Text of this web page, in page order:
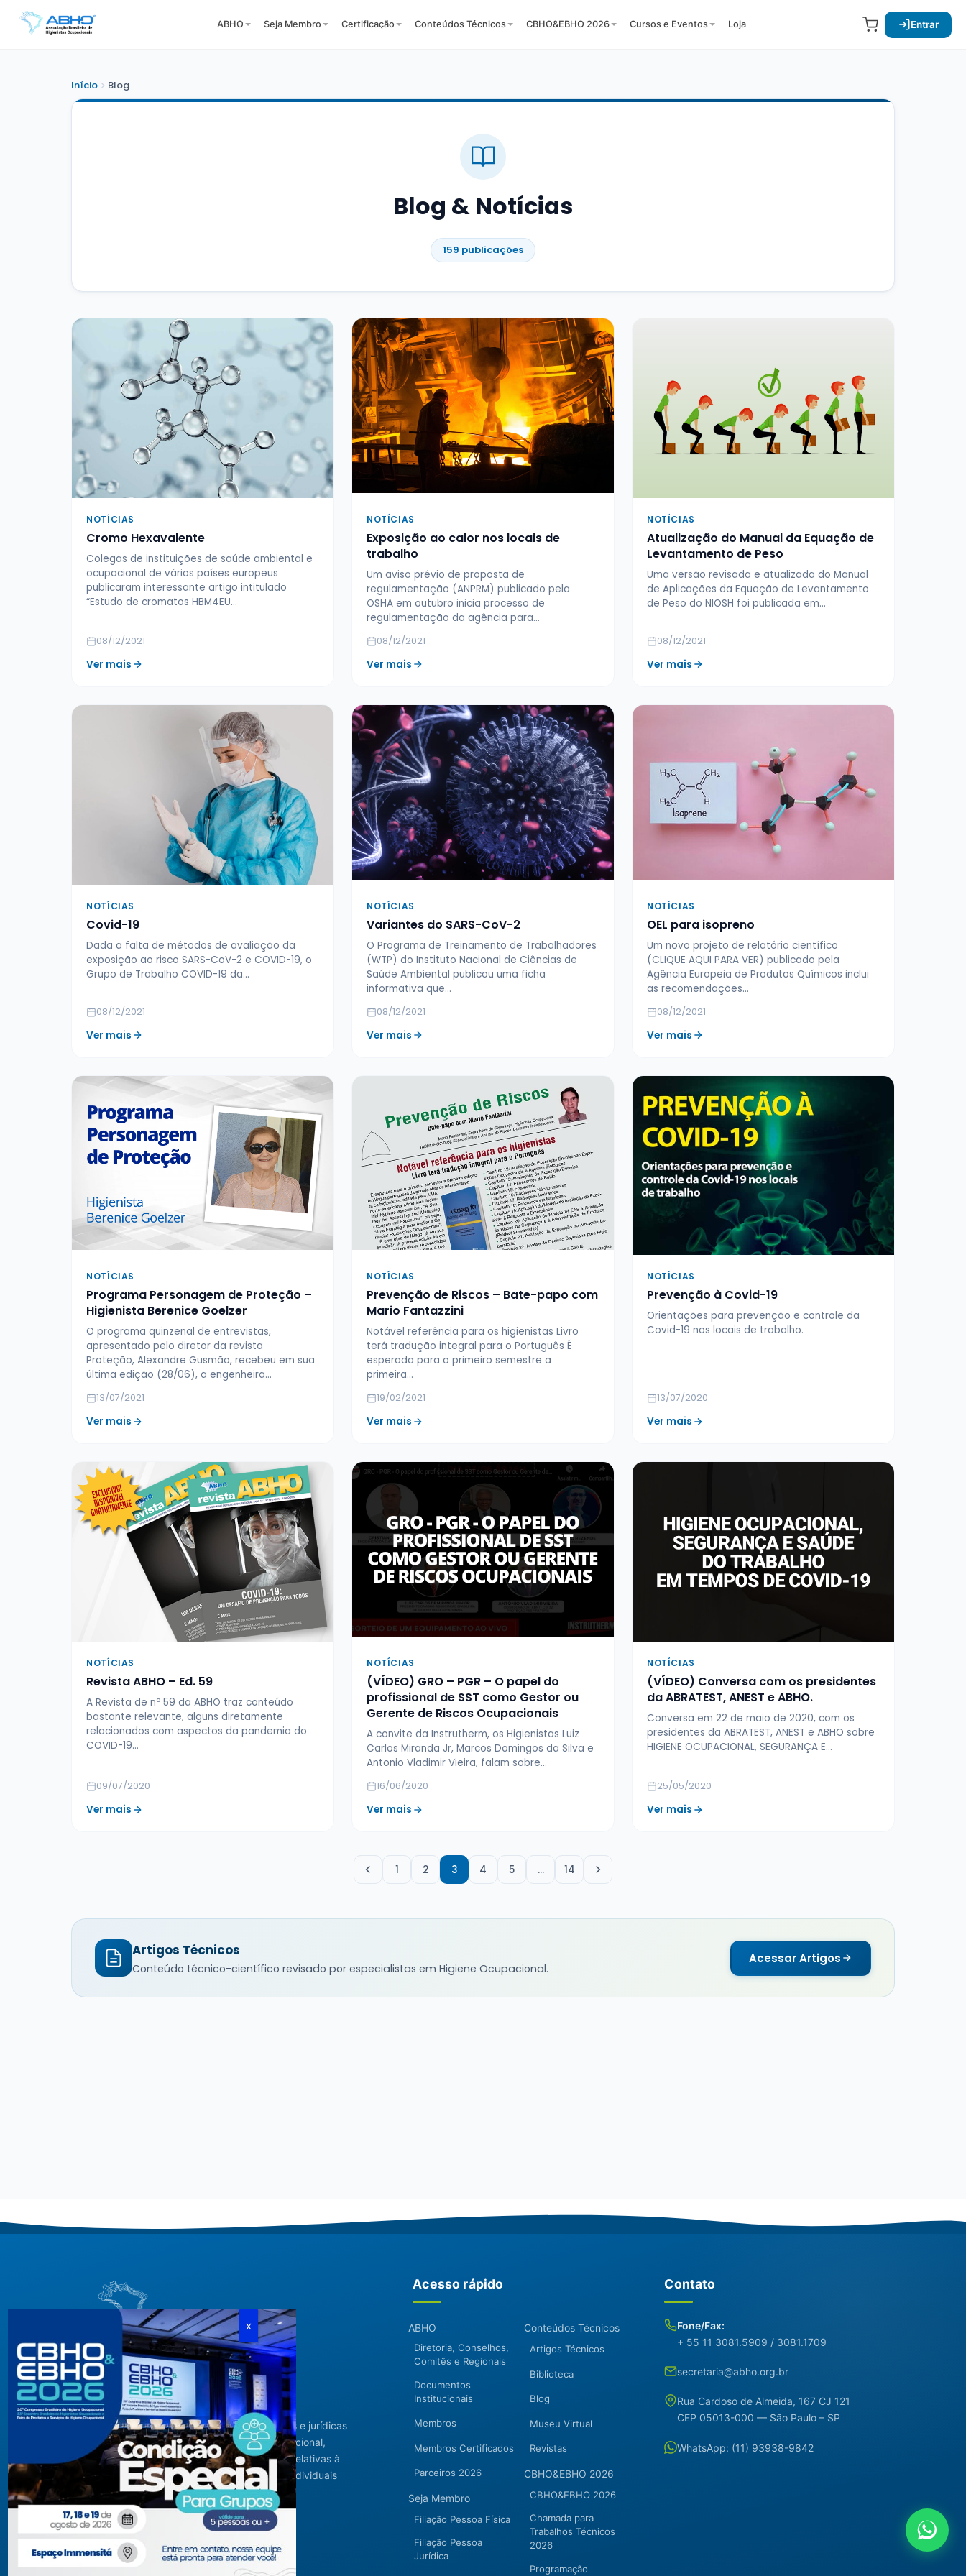
ABHO Seja Membro Certificação Conteúdos Técnicos CBHO&EBHO 2026 Cursos e Eventos Loja Entrar
Início Blog
Blog & Notícias
159 publicações
NOTÍCIAS
Cromo Hexavalente
Colegas de instituições de saúde ambiental e
ocupacional de vários países europeus
publicaram interessante artigo intitulado
“Estudo de cromatos HBM4EU…
08/12/2021
Ver mais
NOTÍCIAS
Exposição ao calor nos locais de
trabalho
Um aviso prévio de proposta de
regulamentação (ANPRM) publicado pela
OSHA em outubro inicia processo de
regulamentação da agência para…
08/12/2021
Ver mais
NOTÍCIAS
Atualização do Manual da Equação de
Levantamento de Peso
Uma versão revisada e atualizada do Manual
de Aplicações da Equação de Levantamento
de Peso do NIOSH foi publicada em…
08/12/2021
Ver mais
NOTÍCIAS
Covid-19
Dada a falta de métodos de avaliação da
exposição ao risco SARS-CoV-2 e COVID-19, o
Grupo de Trabalho COVID-19 da…
08/12/2021
Ver mais
NOTÍCIAS
Variantes do SARS-CoV-2
O Programa de Treinamento de Trabalhadores
(WTP) do Instituto Nacional de Ciências de
Saúde Ambiental publicou uma ficha
informativa que…
08/12/2021
Ver mais
NOTÍCIAS
OEL para isopreno
Um novo projeto de relatório científico
(CLIQUE AQUI PARA VER) publicado pela
Agência Europeia de Produtos Químicos inclui
as recomendações…
08/12/2021
Ver mais
NOTÍCIAS
Programa Personagem de Proteção –
Higienista Berenice Goelzer
O programa quinzenal de entrevistas,
apresentado pelo diretor da revista
Proteção, Alexandre Gusmão, recebeu em sua
última edição (28/06), a engenheira…
13/07/2021
Ver mais
NOTÍCIAS
Prevenção de Riscos – Bate-papo com
Mario Fantazzini
Notável referência para os higienistas Livro
terá tradução integral para o Português É
esperada para o primeiro semestre a
primeira…
19/02/2021
Ver mais
NOTÍCIAS
Prevenção à Covid-19
Orientações para prevenção e controle da
Covid-19 nos locais de trabalho.
13/07/2020
Ver mais
NOTÍCIAS
Revista ABHO – Ed. 59
A Revista de nº 59 da ABHO traz conteúdo
bastante relevante, alguns diretamente
relacionados com aspectos da pandemia do
COVID-19…
09/07/2020
Ver mais
NOTÍCIAS
(VÍDEO) GRO – PGR – O papel do
profissional de SST como Gestor ou
Gerente de Riscos Ocupacionais
A convite da Instrutherm, os Higienistas Luiz
Carlos Miranda Jr, Marcos Domingos da Silva e
Antonio Vladimir Vieira, falam sobre…
16/06/2020
Ver mais
NOTÍCIAS
(VÍDEO) Conversa com os presidentes
da ABRATEST, ANEST e ABHO.
Conversa em 22 de maio de 2020, com os
presidentes da ABRATEST, ANEST e ABHO sobre
HIGIENE OCUPACIONAL, SEGURANÇA E…
25/05/2020
Ver mais
1 2 3 4 5 … 14
Artigos Técnicos
Conteúdo técnico-científico revisado por especialistas em Higiene Ocupacional.
Acessar Artigos
Criada em agosto de 1994, congrega pessoas físicas e jurídicas
com interesses relacionados à área de higiene ocupacional,
tendo sido constituída para fins de estudos e ações relativas à
higiene ocupacional e representação de interesses individuais
ou coletivos dos higienistas.
Acompanhe-nos em nossas redes sociais!
Acesso rápido
ABHO
Diretoria, Conselhos,
Comitês e Regionais
Documentos
Institucionais
Membros
Membros Certificados
Parceiros 2026
Seja Membro
Filiação Pessoa Física
Filiação Pessoa
Jurídica
Conteúdos Técnicos
Artigos Técnicos
Biblioteca
Blog
Museu Virtual
Revistas
CBHO&EBHO 2026
CBHO&EBHO 2026
Chamada para
Trabalhos Técnicos
2026
Programação
Contato
Fone/Fax:
+ 55 11 3081.5909 / 3081.1709
secretaria@abho.org.br
Rua Cardoso de Almeida, 167 CJ 121
CEP 05013-000 — São Paulo – SP
WhatsApp: (11) 93938-9842